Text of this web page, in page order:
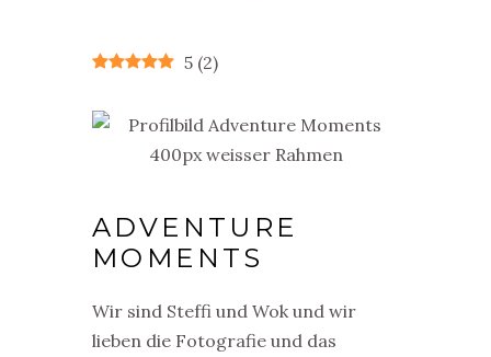
5 (2)
ADVENTURE
MOMENTS
Wir sind Steffi und Wok und wir
lieben die Fotografie und das